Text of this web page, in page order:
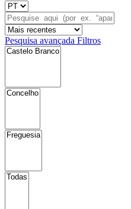
Pesquisa avançada Filtros